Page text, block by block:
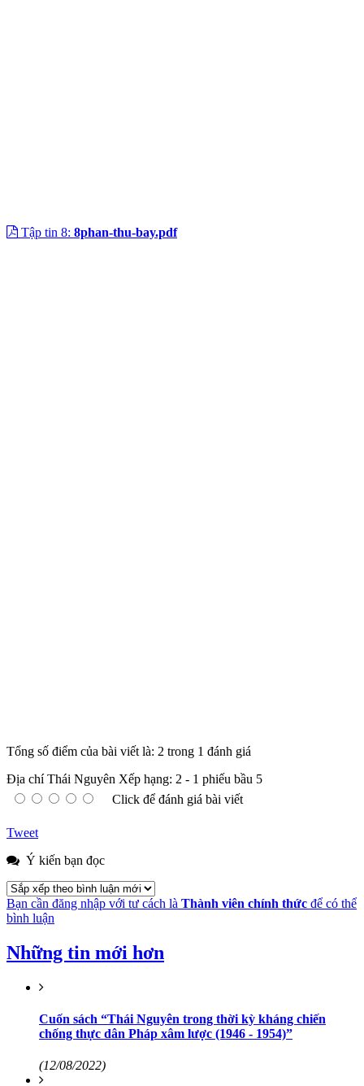
Tập tin 8: 8phan-thu-bay.pdf
Tổng số điểm của bài viết là: 2 trong 1 đánh giá
Địa chí Thái Nguyên Xếp hạng: 2 - 1 phiếu bầu 5
Click để đánh giá bài viết
Tweet
Ý kiến bạn đọc
Bạn cần đăng nhập với tư cách là Thành viên chính thức để có thể
bình luận
Những tin mới hơn
Cuốn sách “Thái Nguyên trong thời kỳ kháng chiến
chống thực dân Pháp xâm lược (1946 - 1954)”
(12/08/2022)